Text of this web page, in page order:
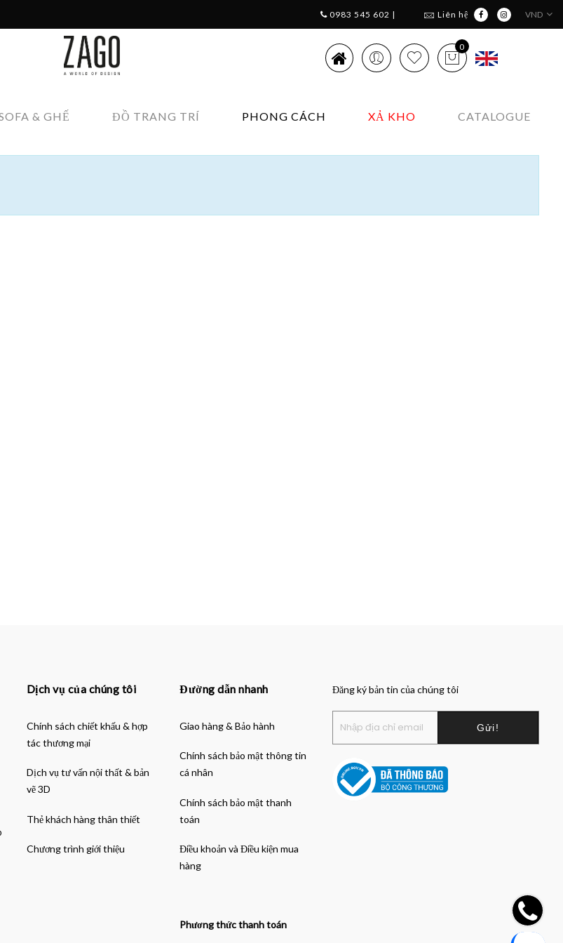
0983 545 602 | Liên hệ VND
0
& GHẾ ĐỒ TRANG TRÍ PHONG CÁCH XẢ KHO CATALOGUE
Dịch vụ của chúng tôi
Chính sách chiết khấu & hợp
tác thương mại
Dịch vụ tư vấn nội thất & bản
vẽ 3D
Thẻ khách hàng thân thiết
Chương trình giới thiệu
Đường dẫn nhanh
Giao hàng & Bảo hành
Chính sách bảo mật thông tin
cá nhân
Chính sách bảo mật thanh
toán
Điều khoản và Điều kiện mua
hàng
Phương thức thanh toán
Đăng ký bản tin của chúng tôi